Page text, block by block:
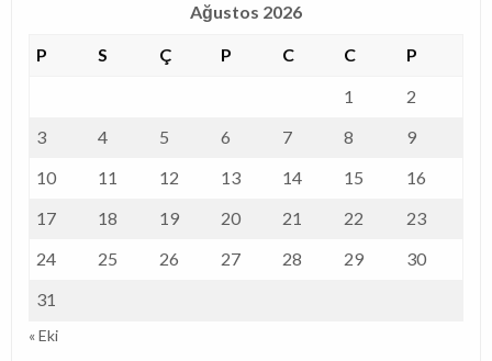
Ağustos 2026
P S Ç P C C
P
1
2
3
4 5 6 7 8
9
10
11 12 13 14 15
16
17
18 19 20 21 22
23
24
25 26 27 28 29
30
31
« Eki